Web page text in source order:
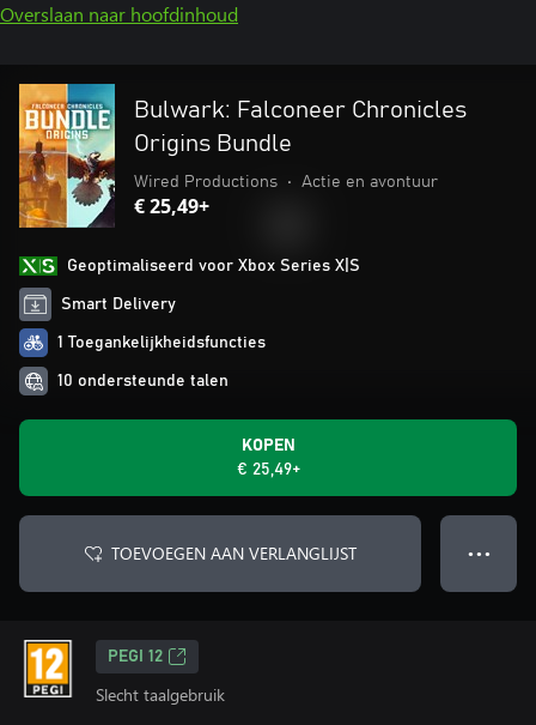
Overslaan naar hoofdinhoud
Bulwark: Falconeer Chronicles
Origins Bundle
Wired Productions • Actie en avontuur
€ 25,49+
Geoptimaliseerd voor Xbox Series X|S
Smart Delivery
1 Toegankelijkheidsfuncties
10 ondersteunde talen
KOPEN
€ 25,49+
TOEVOEGEN AAN VERLANGLIJST ● ● ●
PEGI 12
Slecht taalgebruik